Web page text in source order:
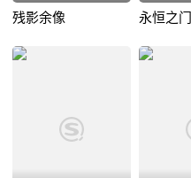
残影余像 永恒之门